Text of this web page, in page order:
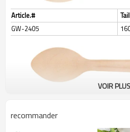
Article.#
GW-2405
VOIR PLUS
recommander